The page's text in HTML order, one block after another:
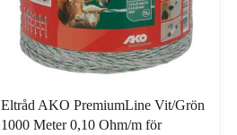
Eltråd AKO PremiumLine Vit/Grön
1000 Meter 0,10 Ohm/m för